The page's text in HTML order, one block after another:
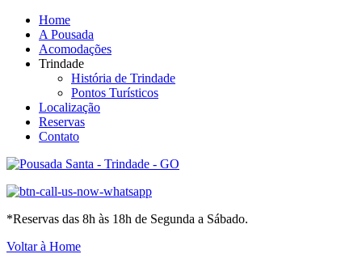
Home
A Pousada
Acomodações
Trindade
História de Trindade
Pontos Turísticos
Localização
Reservas
Contato
*Reservas das 8h às 18h de Segunda a Sábado.
Voltar à Home